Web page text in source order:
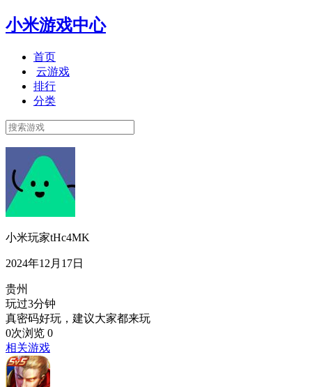
小米游戏中心
首页
云游戏
排行
分类
小米玩家tHc4MK
2024年12月17日
贵州
玩过3分钟
真密码好玩，建议大家都来玩
0次浏览 0
相关游戏